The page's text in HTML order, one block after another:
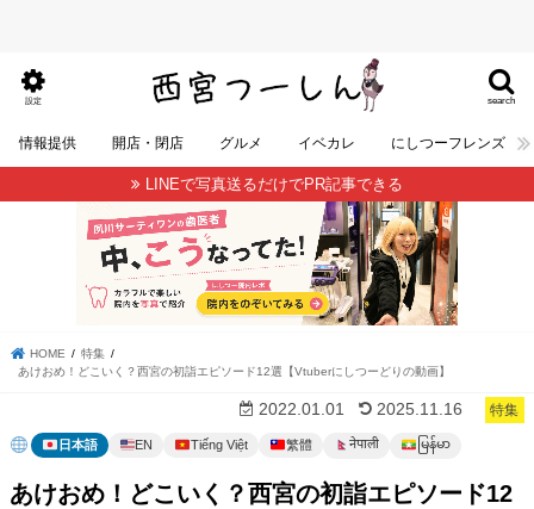
search
設定
情報提供 開店・閉店 グルメ イベカレ にしつーフレンズ
LINEで写真送るだけでPR記事できる
HOME
特集
あけおめ！どこいく？西宮の初詣エピソード12選【Vtuberにしつーどりの動画】
特集
2022.01.01 2025.11.16
日本語 EN Tiếng Việt 繁體 नेपाली မြန်မာ
あけおめ！どこいく？西宮の初詣エピソード12